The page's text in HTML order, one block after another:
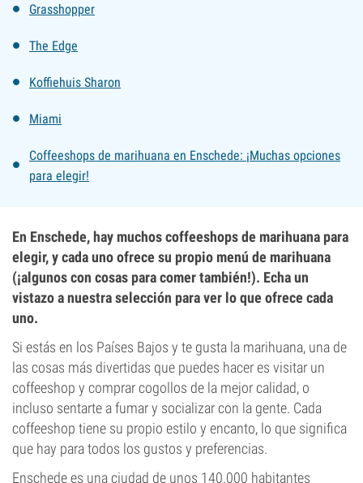
Grasshopper
The Edge
Koffiehuis Sharon
Miami
Coffeeshops de marihuana en Enschede: ¡Muchas opciones
para elegir!
En Enschede, hay muchos coffeeshops de marihuana para
elegir, y cada uno ofrece su propio menú de marihuana
(¡algunos con cosas para comer también!). Echa un
vistazo a nuestra selección para ver lo que ofrece cada
uno.
Si estás en los Países Bajos y te gusta la marihuana, una de
las cosas más divertidas que puedes hacer es visitar un
coffeeshop y comprar cogollos de la mejor calidad, o
incluso sentarte a fumar y socializar con la gente. Cada
coffeeshop tiene su propio estilo y encanto, lo que significa
que hay para todos los gustos y preferencias.
Enschede es una ciudad de unos 140.000 habitantes